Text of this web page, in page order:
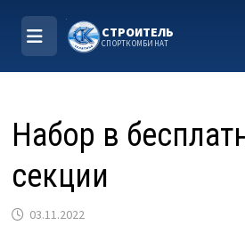
содержимому
МЕНЮ
СТРОИТЕЛЬ
СПОРТКОМБИНАТ
Набор в
секции
03.11.2022